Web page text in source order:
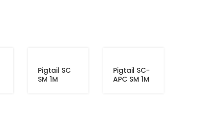
Pigtail SC
SM 1M
Pigtail SC-
APC SM 1M